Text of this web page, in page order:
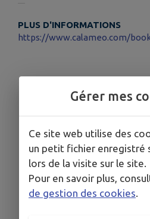
PLUS D'INFORMATIONS
Gérer mes
Ce site web utilise des
un petit fichier enregistré
lors de la visite sur le site.
Pour en savoir plus,
de gestion des cookies.